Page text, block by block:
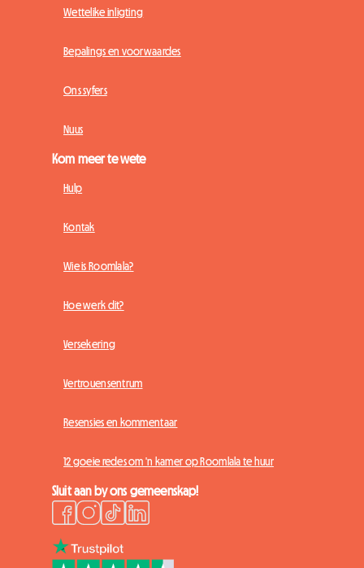
Wettelike inligting
Bepalings en voorwaardes
Ons syfers
Nuus
Kom meer te wete
Hulp
Kontak
Wie is Roomlala?
Hoe werk dit?
Versekering
Vertrouensentrum
Resensies en kommentaar
12 goeie redes om 'n kamer op Roomlala te huur
Sluit aan by ons gemeenskap!